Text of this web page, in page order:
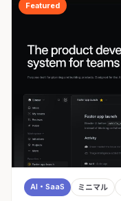
Featured
AI・SaaS ミニマル